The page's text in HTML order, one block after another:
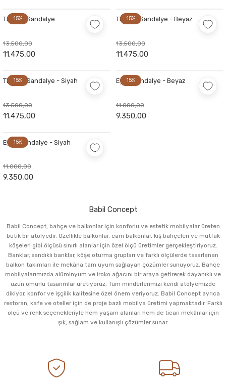
15%
Thonet Sandalye
13.500,00
11.475,00
15%
Thonet Sandalye - Beyaz
13.500,00
11.475,00
15%
Thonet Sandalye - Siyah
13.500,00
11.475,00
15%
Eyfel Sandalye - Beyaz
11.000,00
9.350,00
15%
Eyfel Sandalye - Siyah
11.000,00
9.350,00
Babil Concept
Babil Concept, bahçe ve balkonlar için konforlu ve estetik mobilyalar üreten
butik bir atölyedir. Özellikle balkonlar, cam balkonlar, kış bahçeleri ve mutfak
köşeleri gibi ölçüsü sınırlı alanlar için özel ölçü üretimler gerçekleştiriyoruz.
Banklar, sandıklı banklar, köşe oturma grupları ve farklı ölçülerde tasarlanan
balkon takımları ile mekâna tam uyum sağlayan çözümler sunuyoruz. Bahçe
mobilyalarımızda alüminyum ve iroko ağacını bir araya getirerek dayanıklı ve
uzun ömürlü tasarımlar üretiyoruz. Tüm minderlerimizi kendi atölyemizde
dikiyor, konfor ve işçilik kalitesine özel önem veriyoruz. Babil Concept ayrıca
restoran, kafe ve oteller için de proje bazlı mobilya üretimi yapmaktadır. Farklı
ölçü ve renk seçenekleriyle hem yaşam alanları hem de ticari mekânlar için
şık, sağlam ve kullanışlı çözümler sunar.